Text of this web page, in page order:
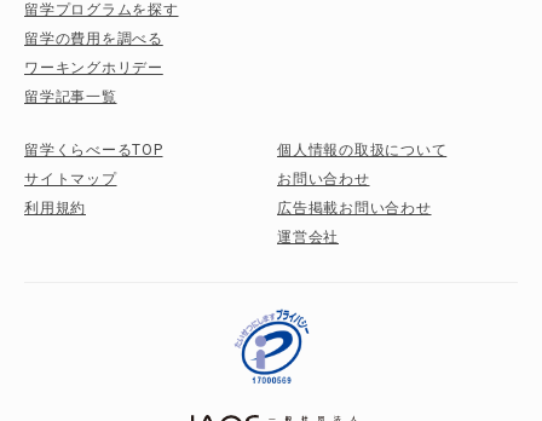
留学プログラムを探す
留学の費用を調べる
ワーキングホリデー
留学記事一覧
留学くらべーるTOP
サイトマップ
利用規約
個人情報の取扱について
お問い合わせ
広告掲載お問い合わせ
運営会社